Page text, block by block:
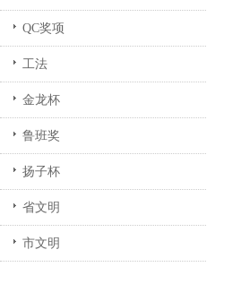
QC奖项
工法
金龙杯
鲁班奖
扬子杯
省文明
市文明